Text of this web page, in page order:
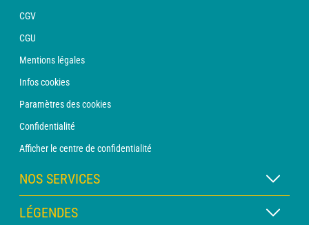
CGV
CGU
Mentions légales
Infos cookies
Paramètres des cookies
Confidentialité
Afficher le centre de confidentialité
NOS SERVICES
Abonnement METEO Xpert
LÉGENDES